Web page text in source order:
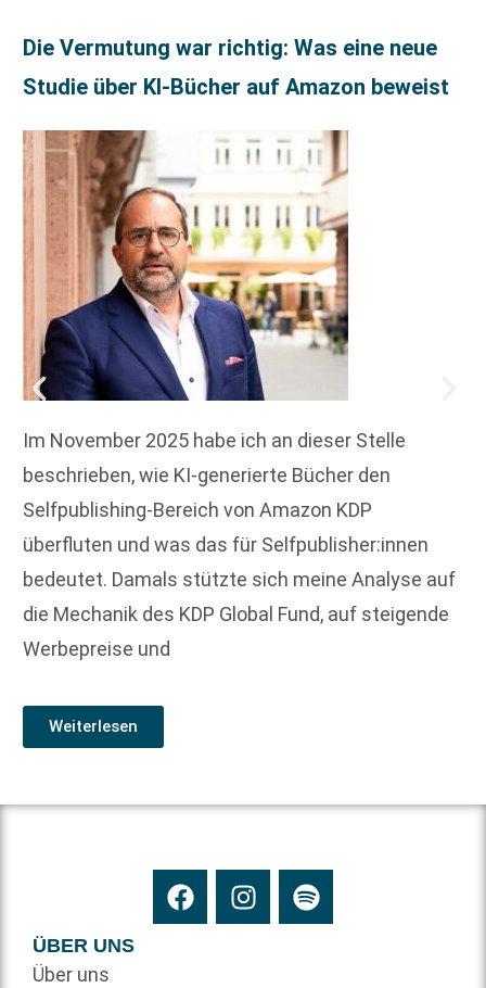
Die Vermutung war richtig: Was eine neue
Studie über KI-Bücher auf Amazon beweist
Im November 2025 habe ich an dieser Stelle
beschrieben, wie KI-generierte Bücher den
Selfpublishing-Bereich von Amazon KDP
überfluten und was das für Selfpublisher:innen
bedeutet. Damals stützte sich meine Analyse auf
die Mechanik des KDP Global Fund, auf steigende
Werbepreise und
Weiterlesen
ÜBER UNS
Über uns